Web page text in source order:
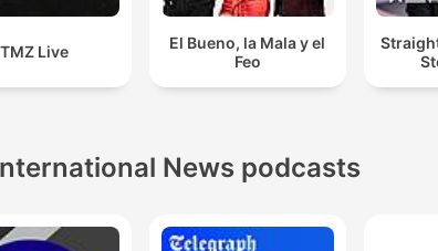
TMZ Live
El Bueno, la Mala y el
Feo
News podcasts